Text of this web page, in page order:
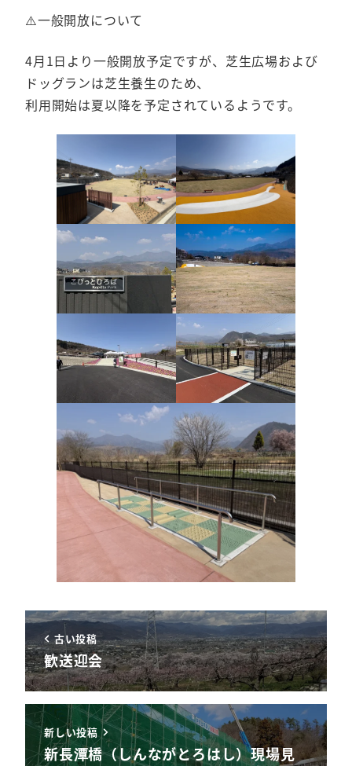
⚠️一般開放について
4月1日より一般開放予定ですが、芝生広場および
ドッグランは芝生養生のため、
利用開始は夏以降を予定されているようです。
古い投稿
歓送迎会
新しい投稿
新長潭橋（しんながとろはし）現場見